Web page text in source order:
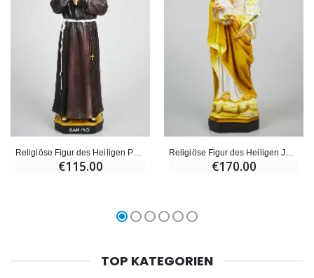
Religiöse Figur des Heiligen Pater Pio - 40cm
€115.00
Religiöse Figur des Heiligen Josef mit Lilie - 40cm
€170.00
TOP KATEGORIEN